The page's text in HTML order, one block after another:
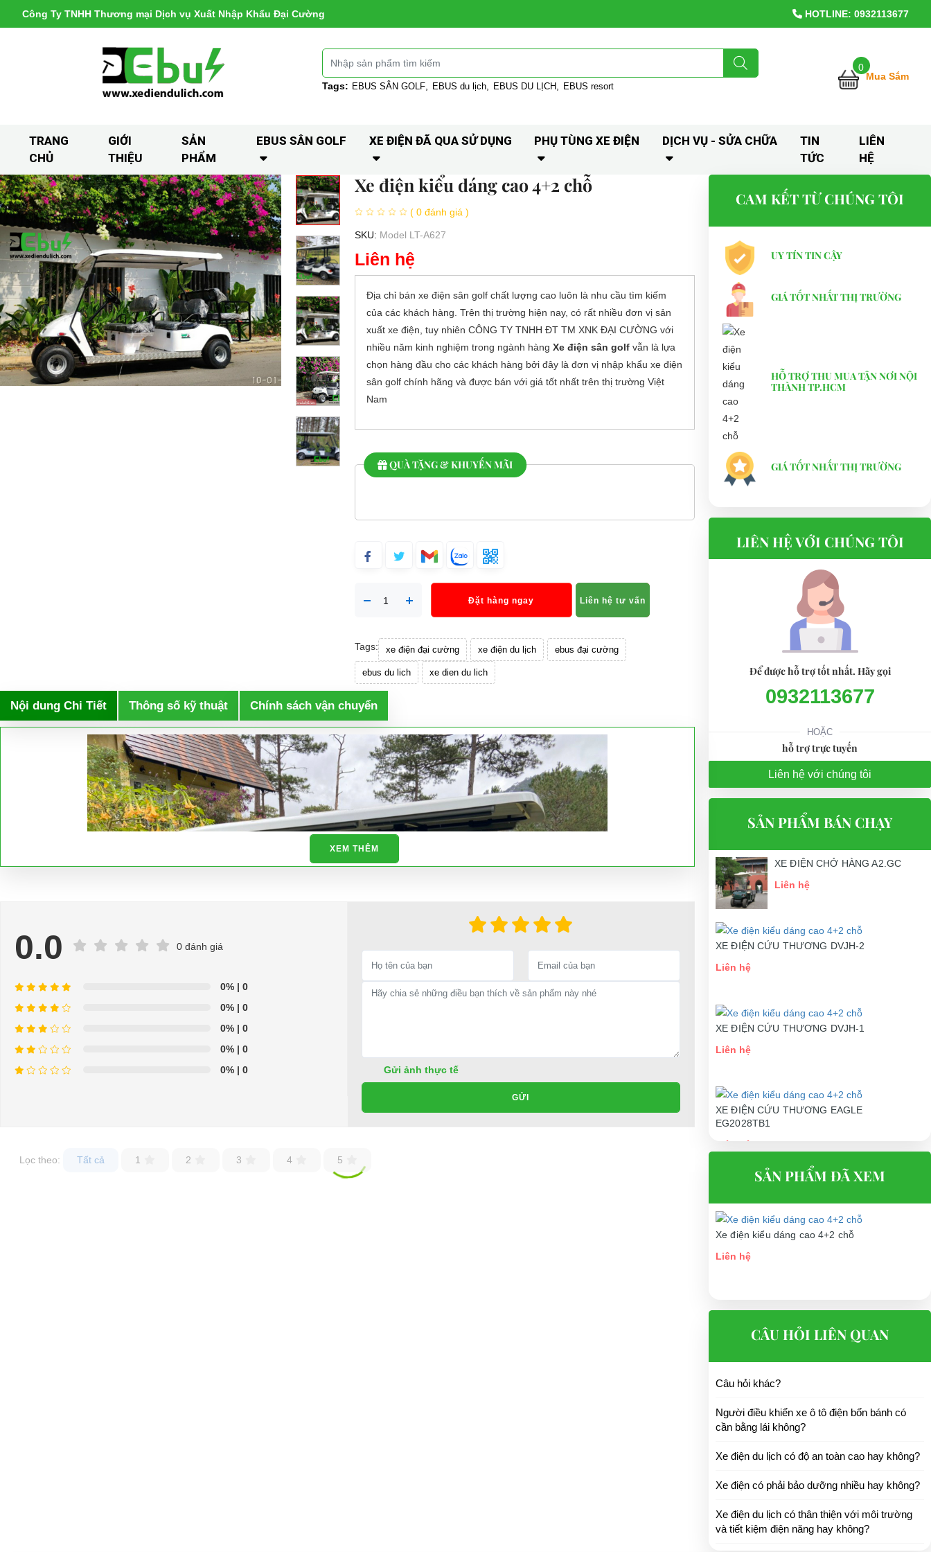
Công Ty TNHH Thương mại Dịch vụ Xuất Nhập Khẩu Đại Cường HOTLINE: 0932113677
Tags: EBUS SÂN GOLF EBUS du lịch EBUS DU LỊCH EBUS resort
0
Mua Sắm
TRANG
CHỦ
GIỚI
THIỆU
SẢN
PHẨM
EBUS SÂN GOLF XE ĐIỆN ĐÃ QUA SỬ DỤNG PHỤ TÙNG XE ĐIỆN DỊCH VỤ - SỬA CHỮA
TIN
TỨC
LIÊN
HỆ
Xe điện kiểu dáng cao 4+2 chỗ
( 0 đánh giá )
SKU: Model LT-A627
Liên hệ
Địa chỉ bán xe điện sân golf chất lượng cao luôn là nhu cầu tìm kiếm
của các khách hàng. Trên thị trường hiện nay, có rất nhiều đơn vị sản
xuất xe điện, tuy nhiên CÔNG TY TNHH ĐT TM XNK ĐẠI CƯỜNG với
nhiều năm kinh nghiệm trong ngành hàng Xe điện sân golf vẫn là lựa
chọn hàng đầu cho các khách hàng bởi đây là đơn vị nhập khẩu xe điện
sân golf chính hãng và được bán với giá tốt nhất trên thị trường Việt
Nam
QUÀ TẶNG & KHUYẾN MÃI
Đặt hàng ngay Liên hệ tư vấn
Tags: xe điện đại cường xe điện du lịch ebus đại cường
ebus du lich xe dien du lich
Nội dung Chi Tiết Thông số kỹ thuật Chính sách vận chuyển
XEM THÊM
0.0 0 đánh giá
0%| 0
0%| 0
0%| 0
0%| 0
0%| 0 Gửi ảnh thực tế
GỬI
Lọc theo: Tất cả 1 2 3 4 5
CAM KẾT TỪ CHÚNG TÔI
UY TÍN TIN CẬY
GIÁ TỐT NHẤT THỊ TRƯỜNG
HỖ TRỢ THU MUA TẬN NƠI NỘI
THÀNH TP.HCM
GIÁ TỐT NHẤT THỊ TRƯỜNG
LIÊN HỆ VỚI CHÚNG TÔI
Để được hỗ trợ tốt nhất. Hãy gọi
0932113677
HOẶC
hỗ trợ trực tuyến
Liên hệ với chúng tôi
SẢN PHẨM BÁN CHẠY
XE ĐIỆN CHỞ HÀNG A2.GC
Liên hệ
XE ĐIỆN CỨU THƯƠNG DVJH-2
Liên hệ
XE ĐIỆN CỨU THƯƠNG DVJH-1
Liên hệ
XE ĐIỆN CỨU THƯƠNG EAGLE
EG2028TB1
Liên hệ
SẢN PHẨM ĐÃ XEM
Xe điện kiểu dáng cao 4+2 chỗ
Liên hệ
CÂU HỎI LIÊN QUAN
Câu hỏi khác?
Người điều khiển xe ô tô điện bốn bánh có
cần bằng lái không?
Xe điện du lịch có độ an toàn cao hay không?
Xe điện có phải bảo dưỡng nhiều hay không?
Xe điện du lịch có thân thiện với môi trường
và tiết kiệm điện năng hay không?